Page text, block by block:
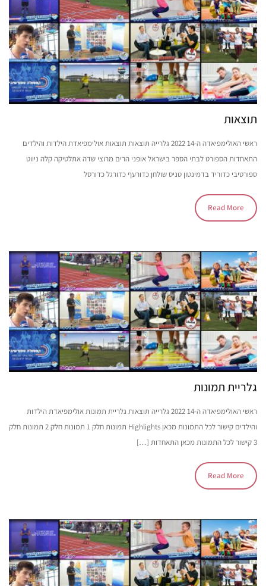
תוצאות
ראשי האולימפיאדה ה-14 2022 גלרייה תוצאות תוצאות אולימפיאדת הילדות והילדים
התאחדות הספורט לבתי הספר בישראל אופני הרים מרוצי שדה אתלטיקה קלה ניווט
ספורטיבי כדוריד בדמינטון טניס שולחן כדורעף כדורגל כדורסל
Read More
גלריית תמונות
ראשי האולימפיאדה ה-14 2022 גלרייה תוצאות גלריית תמונות אולימפיאדת הילדות
והילדים קישור לכל התמונות מכאן Highlights תמונות חלק 1 תמונות חלק 2 תמונות חלק
3 קישור לכל התמונות מכאן התאחדות […]
Read More